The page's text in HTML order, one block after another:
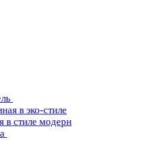
в эко-стиле
в стиле модерн